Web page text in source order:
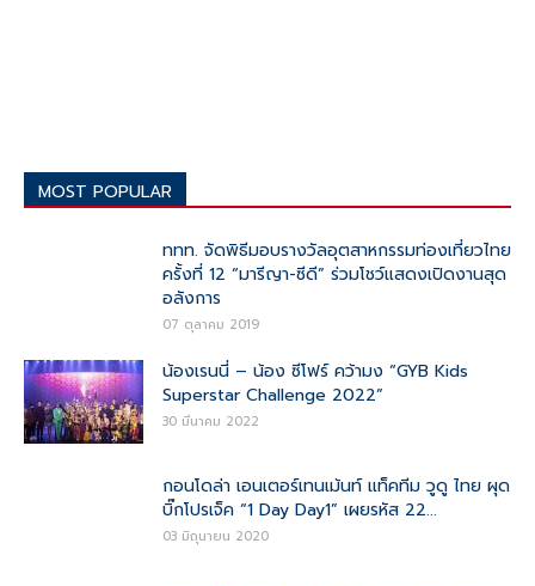
MOST POPULAR
ททท. จัดพิธีมอบรางวัลอุตสาหกรรมท่องเที่ยวไทย
ครั้งที่ 12 “มารีญา-ซีดี” ร่วมโชว์แสดงเปิดงานสุด
อลังการ
07 ตุลาคม 2019
น้องเรนนี่ – น้อง ซีโฟร์ คว้ามง “GYB Kids
Superstar Challenge 2022”
30 มีนาคม 2022
กอนโดล่า เอนเตอร์เทนเม้นท์ แท็คทีม วูดู ไทย ผุด
บิ๊กโปรเจ็ค “1 Day Day1” เผยรหัส 22...
03 มิถุนายน 2020